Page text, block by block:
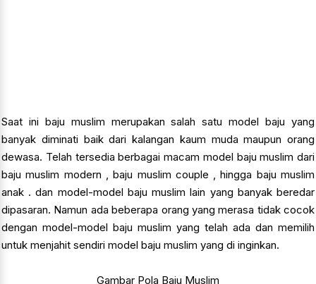
Saat ini baju muslim merupakan salah satu model baju yang
banyak diminati baik dari kalangan kaum muda maupun orang
dewasa. Telah tersedia berbagai macam model baju muslim dari
baju muslim modern , baju muslim couple , hingga baju muslim
anak . dan model-model baju muslim lain yang banyak beredar
dipasaran. Namun ada beberapa orang yang merasa tidak cocok
dengan model-model baju muslim yang telah ada dan memilih
untuk menjahit sendiri model baju muslim yang di inginkan.
Gambar Pola Baju Muslim